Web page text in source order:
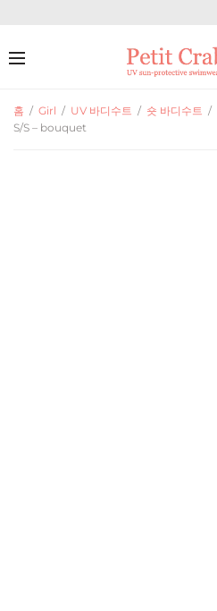
홈 / Girl / UV 바디수트 / 숏 바디수트 /
S/S – bouquet